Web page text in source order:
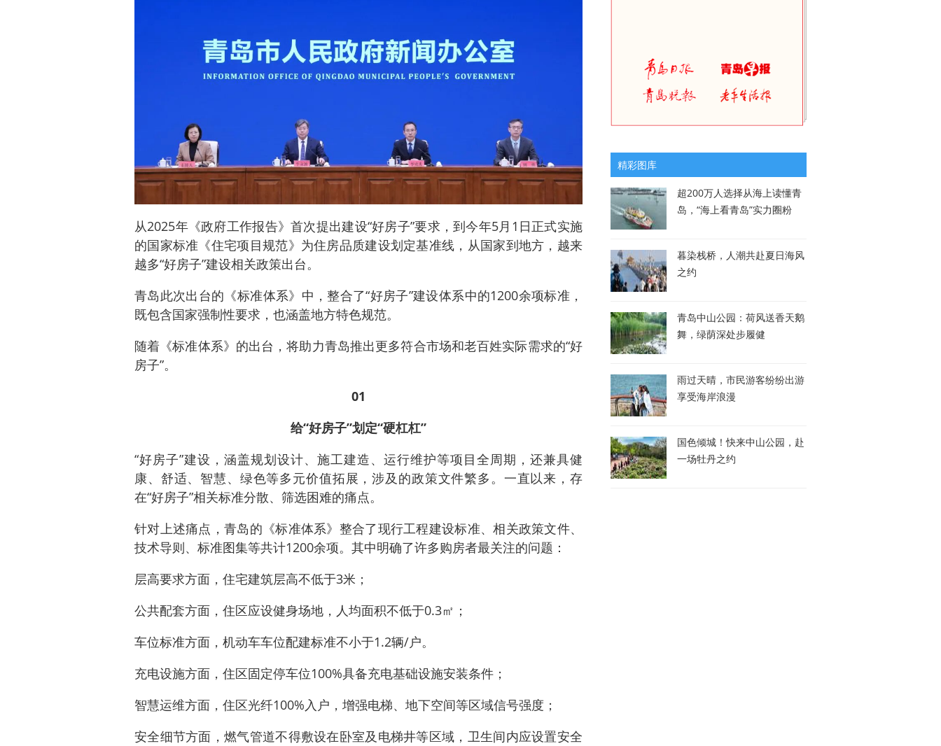
从2025年《政府工作报告》首次提出建设“好房子”要求，到今年5月1日正式实施
的国家标准《住宅项目规范》为住房品质建设划定基准线，从国家到地方，越来
越多“好房子”建设相关政策出台。
青岛此次出台的《标准体系》中，整合了“好房子”建设体系中的1200余项标准，
既包含国家强制性要求，也涵盖地方特色规范。
随着《标准体系》的出台，将助力青岛推出更多符合市场和老百姓实际需求的“好
房子”。
01
给“好房子”划定“硬杠杠”
“好房子”建设，涵盖规划设计、施工建造、运行维护等项目全周期，还兼具健
康、舒适、智慧、绿色等多元价值拓展，涉及的政策文件繁多。一直以来，存
在“好房子”相关标准分散、筛选困难的痛点。
针对上述痛点，青岛的《标准体系》整合了现行工程建设标准、相关政策文件、
技术导则、标准图集等共计1200余项。其中明确了许多购房者最关注的问题：
层高要求方面，住宅建筑层高不低于3米；
公共配套方面，住区应设健身场地，人均面积不低于0.3㎡；
车位标准方面，机动车车位配建标准不小于1.2辆/户。
充电设施方面，住区固定停车位100%具备充电基础设施安装条件；
智慧运维方面，住区光纤100%入户，增强电梯、地下空间等区域信号强度；
安全细节方面，燃气管道不得敷设在卧室及电梯井等区域，卫生间内应设置安全
精彩图库
超200万人选择从海上读懂青
岛，“海上看青岛”实力圈粉
暮染栈桥，人潮共赴夏日海风
之约
青岛中山公园：荷风送香天鹅
舞，绿荫深处步履健
雨过天晴，市民游客纷纷出游
享受海岸浪漫
国色倾城！快来中山公园，赴
一场牡丹之约